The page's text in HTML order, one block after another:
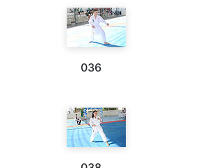
036